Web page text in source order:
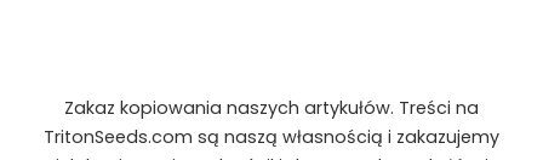
Zakaz kopiowania naszych artykułów. Treści na
TritonSeeds.com są naszą własnością i zakazujemy